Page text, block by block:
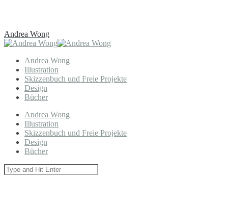
Andrea Wong
Andrea Wong
Illustration
Skizzenbuch und Freie Projekte
Design
Bücher
Andrea Wong
Illustration
Skizzenbuch und Freie Projekte
Design
Bücher